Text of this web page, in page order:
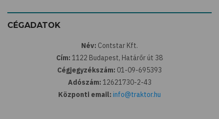
CÉGADATOK
Név: Contstar Kft.
Cím: 1122 Budapest, Határőr út 38
Cégjegyzékszám: 01-09-695393
Adószám: 12621730-2-43
Központi email: info@traktor.hu